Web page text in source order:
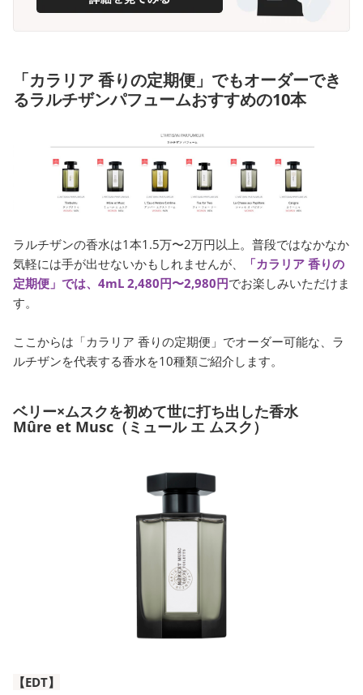
「カラリア 香りの定期便」でもオーダーでき
るラルチザンパフュームおすすめの10本
ラルチザンの香水は1本1.5万〜2万円以上。普段ではなかなか
気軽には手が出せないかもしれませんが、
「カラリア 香りの
定期便」では、4mL 2,480円〜2,980円でお楽しみいただけま
す。
ここからは「カラリア 香りの定期便」でオーダー可能な、ラ
ルチザンを代表する香水を10種類ご紹介します。
ベリー×ムスクを初めて世に打ち出した香水
Mûre et Musc（ミュール エ ムスク）
【EDT】